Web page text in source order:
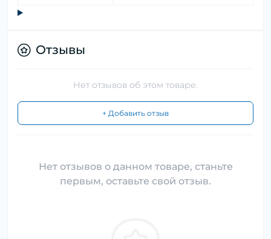
Отзывы
Нет отзывов об этом товаре.
+ Добавить отзыв
Нет отзывов о данном товаре, станьте
первым, оставьте свой отзыв.